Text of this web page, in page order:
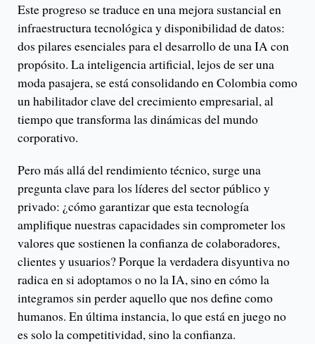
Este progreso se traduce en una mejora sustancial en
infraestructura tecnológica y disponibilidad de datos:
dos pilares esenciales para el desarrollo de una IA con
propósito. La inteligencia artificial, lejos de ser una
moda pasajera, se está consolidando en Colombia como
un habilitador clave del crecimiento empresarial, al
tiempo que transforma las dinámicas del mundo
corporativo.
Pero más allá del rendimiento técnico, surge una
pregunta clave para los líderes del sector público y
privado: ¿cómo garantizar que esta tecnología
amplifique nuestras capacidades sin comprometer los
valores que sostienen la confianza de colaboradores,
clientes y usuarios? Porque la verdadera disyuntiva no
radica en si adoptamos o no la IA, sino en cómo la
integramos sin perder aquello que nos define como
humanos. En última instancia, lo que está en juego no
es solo la competitividad, sino la confianza.